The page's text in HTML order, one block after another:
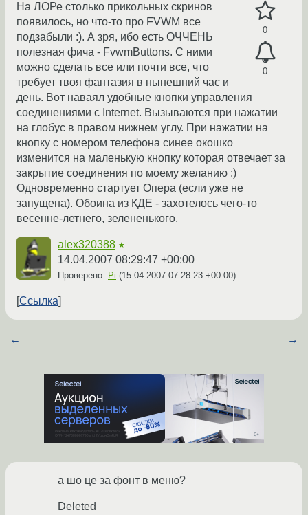
0
0
На ЛОРе столько прикольных скринов
появилось, но что-то про FVWM все
подзабыли :). А зря, ибо есть ОЧЧЕНЬ
полезная фича - FvwmButtons. С ними
можно сделать все или почти все, что
требует твоя фантазия в нынешний час и
день. Вот наваял удобные кнопки управления
соединениями с Internet. Вызываются при нажатии
на глобус в правом нижнем углу. При нажатии на
кнопку с номером телефона синее окошко
изменится на маленькую кнопку которая отвечает за
закрытие соединения по моему желанию :)
Одновременно стартует Опера (если уже не
запущена). Обоина из КДЕ - захотелось чего-то
весенне-летнего, зелененького.
alex320388 ★
14.04.2007 08:29:47 +00:00
Проверено: Pi (15.04.2007 07:28:23 +00:00)
Ссылка
← →
а шо це за фонт в меню?
Deleted